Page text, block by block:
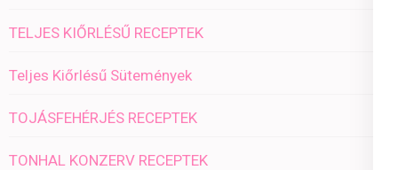
TELJES KIŐRLÉSŰ RECEPTEK
Teljes Kiőrlésű Sütemények
TOJÁSFEHÉRJÉS RECEPTEK
TONHAL KONZERV RECEPTEK